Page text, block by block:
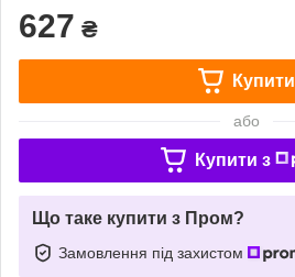
627 ₴
Купити
або
Купити з
Що таке купити з Пром?
Замовлення під захистом